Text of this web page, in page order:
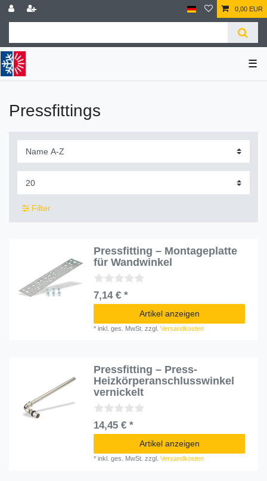
0,00 EUR
☰
Pressfittings
Filter
Pressfitting – Montageplatte
für Wandwinkel
7,14 € *
Artikel anzeigen
*inkl. ges. MwSt. zzgl.Versandkosten
Pressfitting – Press-
Heizkörperanschlusswinkel
vernickelt
14,45 € *
Artikel anzeigen
*inkl. ges. MwSt. zzgl.Versandkosten